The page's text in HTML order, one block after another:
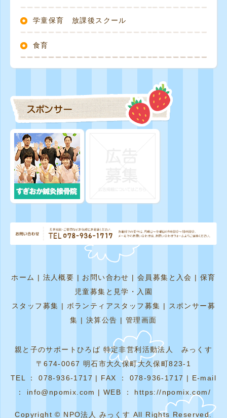
学童保育 放課後スクール
食育
ホーム|法人概要| お問い合わせ|会員募集と入会|保育
児童募集と見学・入園
スタッフ募集 |ボランティアスタッフ募集| スポンサー募
集 |決算公告 |管理画面
親と子のサポートひろば 特定非営利活動法人 みっくす
〒674-0067 明石市大久保町大久保町823-1
TEL ： 078-936-1717 | FAX ： 078-936-1717 | E-mail
： info@npomix.com | WEB ： https://npomix.com/
Copyright © NPO法人 みっくす All Rights Reserved.